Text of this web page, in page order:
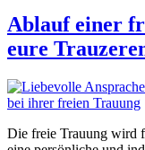
Ablauf einer
eure
Die freie Trauung wird